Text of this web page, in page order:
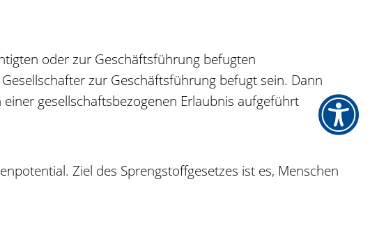
oder zur Geschäftsführung befugten
zur Geschäftsführung befugt sein. Dann
gesellschaftsbezogenen Erlaubnis aufgeführt
Ziel des Sprengstoffgesetzes ist es, Menschen